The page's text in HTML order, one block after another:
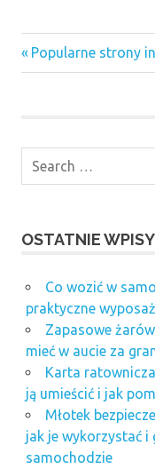
auto gaz w
Katowicach
samochodowy
gliwice
statystyki
ogłoszeniami
samochodów
Nawigacja
Previous
Post:
Popularne strony
OSTATNIE WPISY
Co wozić w
praktyczne
Zapasowe
mieć w aucie za
Karta
ją umieścić i jak
Młotek
jak je wykorzystać i
samochodzie